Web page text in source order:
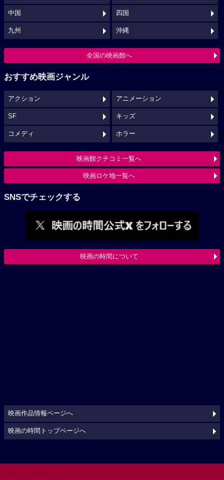
中国 四国
九州 沖縄
全国の映画館へ
おすすめ映画ジャンル
アクション アニメーション
SF キッズ
コメディ ホラー
映画館クチコミ一覧へ
映画ロケ地一覧へ
SNSでチェックする
映画の時間について
映画作品情報ページへ
映画の時間トップページへ